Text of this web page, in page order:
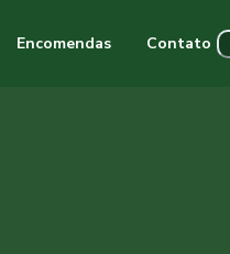
Encomendas Contato